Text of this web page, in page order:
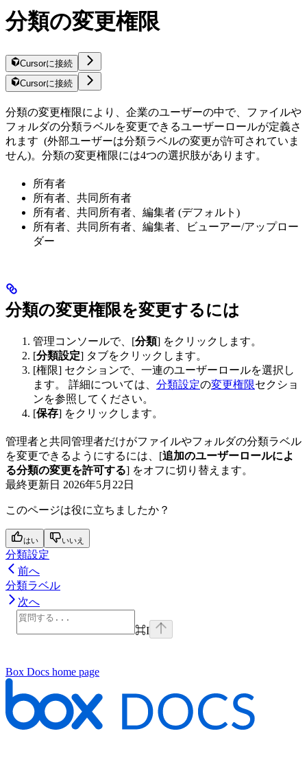
分類の変更権限
Cursorに接続
Cursorに接続
分類の変更権限により、企業のユーザーの中で、ファイルや
フォルダの分類ラベルを変更できるユーザーロールが定義さ
れます (外部ユーザーは分類ラベルの変更が許可されていま
せん)。分類の変更権限には4つの選択肢があります。
所有者
所有者、共同所有者
所有者、共同所有者、編集者 (デフォルト)
所有者、共同所有者、編集者、ビューアー/アップロー
ダー
分類の変更権限を変更するには
管理コンソールで、[分類] をクリックします。
[分類設定] タブをクリックします。
[権限] セクションで、一連のユーザーロールを選択し
ます。 詳細については、 分類設定の変更権限セクショ
ンを参照してください。
[保存] をクリックします。
管理者と共同管理者だけがファイルやフォルダの分類ラベル
を変更できるようにするには、[追加のユーザーロールによ
る分類の変更を許可する] をオフに切り替えます。
最終更新日 2026年5月22日
このページは役に立ちましたか？
はい いいえ
分類設定
前へ
分類ラベル
次へ
⌘I
Box Docs home page